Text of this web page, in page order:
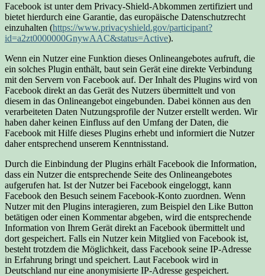
Facebook ist unter dem Privacy-Shield-Abkommen zertifiziert und
bietet hierdurch eine Garantie, das europäische Datenschutzrecht
einzuhalten (https://www.privacyshield.gov/participant?
id=a2zt0000000GnywAAC&status=Active).
Wenn ein Nutzer eine Funktion dieses Onlineangebotes aufruft, die
ein solches Plugin enthält, baut sein Gerät eine direkte Verbindung
mit den Servern von Facebook auf. Der Inhalt des Plugins wird von
Facebook direkt an das Gerät des Nutzers übermittelt und von
diesem in das Onlineangebot eingebunden. Dabei können aus den
verarbeiteten Daten Nutzungsprofile der Nutzer erstellt werden. Wir
haben daher keinen Einfluss auf den Umfang der Daten, die
Facebook mit Hilfe dieses Plugins erhebt und informiert die Nutzer
daher entsprechend unserem Kenntnisstand.
Durch die Einbindung der Plugins erhält Facebook die Information,
dass ein Nutzer die entsprechende Seite des Onlineangebotes
aufgerufen hat. Ist der Nutzer bei Facebook eingeloggt, kann
Facebook den Besuch seinem Facebook-Konto zuordnen. Wenn
Nutzer mit den Plugins interagieren, zum Beispiel den Like Button
betätigen oder einen Kommentar abgeben, wird die entsprechende
Information von Ihrem Gerät direkt an Facebook übermittelt und
dort gespeichert. Falls ein Nutzer kein Mitglied von Facebook ist,
besteht trotzdem die Möglichkeit, dass Facebook seine IP-Adresse
in Erfahrung bringt und speichert. Laut Facebook wird in
Deutschland nur eine anonymisierte IP-Adresse gespeichert.